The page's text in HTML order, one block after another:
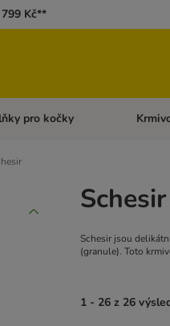
Kč**
menu: Krmivo pro kočky
pro kočky Otevřít
Schesir jsou
(granule). Toto
1 - 26 z 26